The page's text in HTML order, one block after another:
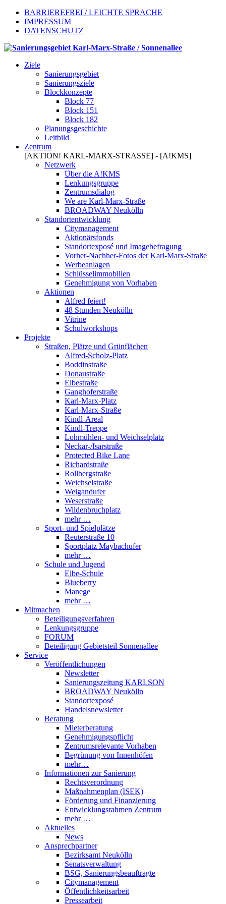
BARRIEREFREI / LEICHTE SPRACHE
IMPRESSUM
DATENSCHUTZ
Ziele
Sanierungsgebiet
Sanierungsziele
Blockkonzepte
Block 77
Block 151
Block 182
Planungsgeschichte
Leitbild
Zentrum
[AKTION! KARL-MARX-STRASSE] - [A!KMS]
Netzwerk
Über die A!KMS
Lenkungsgruppe
Zentrumsdialog
We are Karl-Marx-Straße
BROADWAY Neukölln
Standortentwicklung
Citymanagement
Aktionärsfonds
Standortexposé und Imagebefragung
Vorher-Nachher-Fotos der Karl-Marx-Straße
Werbeanlagen
Schlüsselimmobilien
Genehmigung von Vorhaben
Aktionen
Alfred feiert!
48 Stunden Neukölln
Vitrine
Schulworkshops
Projekte
Straßen, Plätze und Grünflächen
Alfred-Scholz-Platz
Boddinstraße
Donaustraße
Elbestraße
Ganghoferstraße
Karl-Marx-Platz
Karl-Marx-Straße
Kindl-Areal
Kindl-Treppe
Lohmühlen- und Weichselplatz
Neckar-/Isarstraße
Protected Bike Lane
Richardstraße
Rollbergstraße
Weichselstraße
Weigandufer
Weserstraße
Wildenbruchplatz
mehr …
Sport- und Spielplätze
Reuterstraße 10
Sportplatz Maybachufer
mehr …
Schule und Jugend
Elbe-Schule
Blueberry
Manege
mehr …
Mitmachen
Beteiligungsverfahren
Lenkungsgruppe
FORUM
Beteiligung Gebietsteil Sonnenallee
Service
Veröffentlichungen
Newsletter
Sanierungszeitung KARLSON
BROADWAY Neukölln
Standortexposé
Handelsnewsletter
Beratung
Mieterberatung
Genehmigungspflicht
Zentrumsrelevante Vorhaben
Begrünung von Innenhöfen
mehr…
Informationen zur Sanierung
Rechtsverordnung
Maßnahmenplan (ISEK)
Förderung und Finanzierung
Entwicklungsrahmen Zentrum
mehr …
Aktuelles
News
Ansprechpartner
Bezirksamt Neukölln
Senatsverwaltung
BSG, Sanierungsbeauftragte
Citymanagement
Öffentlichkeitsarbeit
Pressearbeit